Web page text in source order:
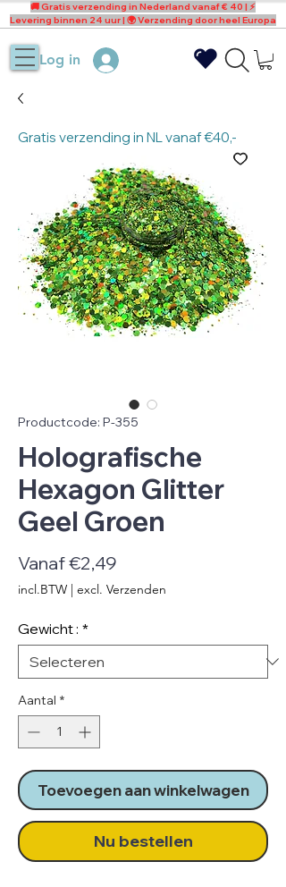
Log in
🚚 Gratis verzending in Nederland vanaf € 40 | ⚡
Levering binnen 24 uur | 🌍 Verzending door heel Europa
Productcode: P-355
Holografische
Hexagon Glitter
Geel Groen
Vanaf€2,49
incl.BTW | excl. Verzenden
Gewicht : *
Aantal *
Toevoegen aan winkelwagen
Nu bestellen
Gratis verzending in NL vanaf €40,-